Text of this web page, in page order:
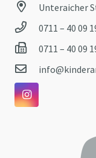
Unteraicher
0711 – 40 09
0711 – 40 09